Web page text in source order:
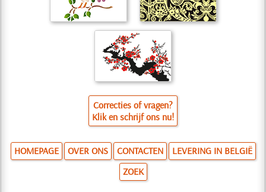
Correcties of vragen?
Klik en schrijf ons nu!
HOMEPAGE OVER ONS CONTACTEN
LEVERING IN BELGIË
ZOEK